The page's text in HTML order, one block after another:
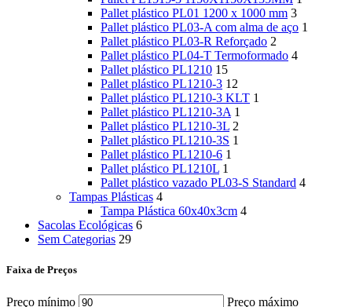
Pallet plástico PL01 1200 x 1000 mm 3
Pallet plástico PL03-A com alma de aço 1
Pallet plástico PL03-R Reforçado 2
Pallet plástico PL04-T Termoformado 4
Pallet plástico PL1210 15
Pallet plástico PL1210-3 12
Pallet plástico PL1210-3 KLT 1
Pallet plástico PL1210-3A 1
Pallet plástico PL1210-3L 2
Pallet plástico PL1210-3S 1
Pallet plástico PL1210-6 1
Pallet plástico PL1210L 1
Pallet plástico vazado PL03-S Standard 4
Tampas Plásticas 4
Tampa Plástica 60x40x3cm 4
Sacolas Ecológicas 6
Sem Categorias 29
Faixa de Preços
Preço mínimo Preço máximo